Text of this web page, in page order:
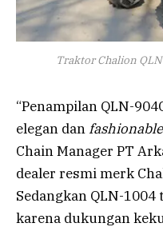
Traktor Chalion
“Penampilan QLN-
elegan danfashionable
Chain Manager PT
dealer resmi merk
Sedangkan QLN-
karena dukungan